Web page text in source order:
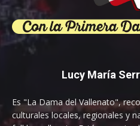
Lucy María
Es "La Dama del Vallenato",
culturales locales, regionales y